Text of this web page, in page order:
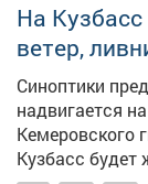
На
ветер,
Синоптики
надвигается на
Кемеровского
Кузбасс будет жутко